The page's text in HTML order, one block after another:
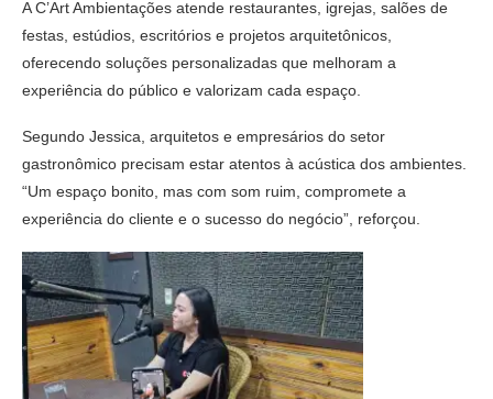
A C’Art Ambientações atende restaurantes, igrejas, salões de
festas, estúdios, escritórios e projetos arquitetônicos,
oferecendo soluções personalizadas que melhoram a
experiência do público e valorizam cada espaço.
Segundo Jessica, arquitetos e empresários do setor
gastronômico precisam estar atentos à acústica dos ambientes.
“Um espaço bonito, mas com som ruim, compromete a
experiência do cliente e o sucesso do negócio”, reforçou.